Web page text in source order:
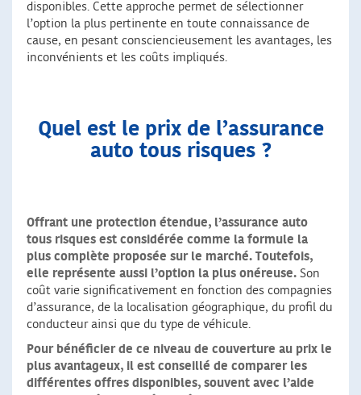
disponibles. Cette approche permet de sélectionner
l’option la plus pertinente en toute connaissance de
cause, en pesant consciencieusement les avantages, les
inconvénients et les coûts impliqués.
Quel est le prix de l’assurance
auto tous risques ?
Offrant une protection étendue, l’assurance auto
tous risques est considérée comme la formule la
plus complète proposée sur le marché. Toutefois,
elle représente aussi l’option la plus onéreuse. Son
coût varie significativement en fonction des compagnies
d’assurance, de la localisation géographique, du profil du
conducteur ainsi que du type de véhicule.
Pour bénéficier de ce niveau de couverture au prix le
plus avantageux, il est conseillé de comparer les
différentes offres disponibles, souvent avec l’aide